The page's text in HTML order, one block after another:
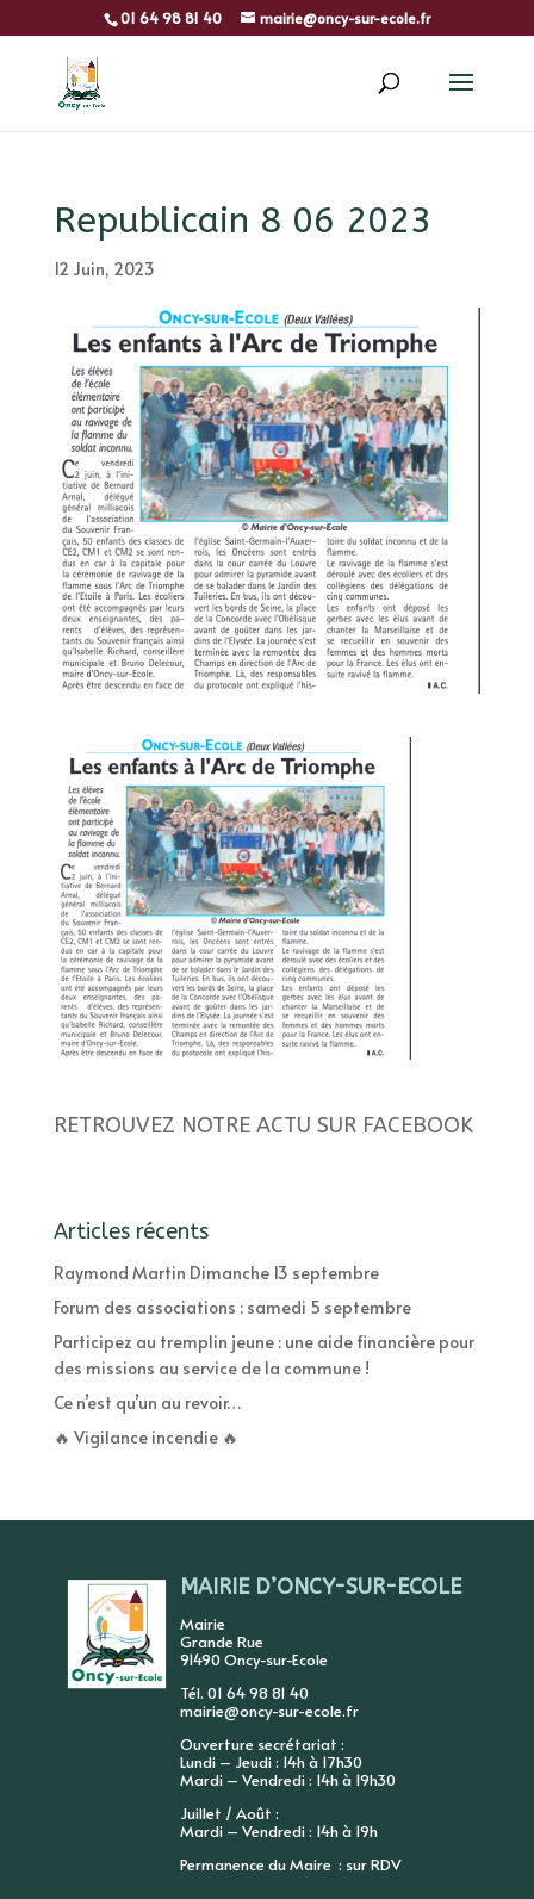
01 64 98 81 40 mairie@oncy-sur-ecole.fr
Republicain 8 06 2023
12 Juin, 2023
RETROUVEZ NOTRE ACTU SUR FACEBOOK
Articles récents
Raymond Martin Dimanche 13 septembre
Forum des associations : samedi 5 septembre
Participez au tremplin jeune : une aide financière pour
des missions au service de la commune !
Ce n’est qu’un au revoir…
🔥 Vigilance incendie 🔥
MAIRIE D’ONCY-SUR-ECOLE
Mairie
Grande Rue
91490 Oncy-sur-Ecole
Tél. 01 64 98 81 40
mairie@oncy-sur-ecole.fr
Ouverture secrétariat :
Lundi – Jeudi : 14h à 17h30
Mardi – Vendredi : 14h à 19h30
Juillet / Août :
Mardi – Vendredi : 14h à 19h
Permanence du Maire : sur RDV